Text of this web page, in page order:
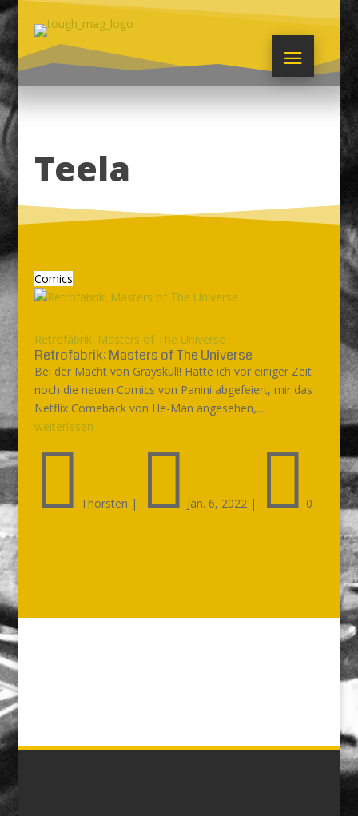
Teela
Comics
Retrofabrik: Masters of The Universe
Retrofabrik: Masters of The Universe
Bei der Macht von Grayskull! Hatte ich vor einiger Zeit
noch die neuen Comics von Panini abgefeiert, mir das
Netflix Comeback von He-Man angesehen,...
weiterlesen
 Thorsten |  Jan. 6, 2022|  0